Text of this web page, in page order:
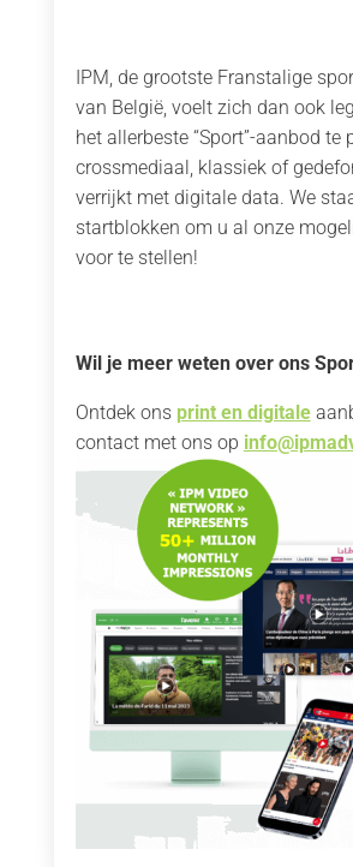
IPM, de grootste Franstalige
van België, voelt zich dan ook
het allerbeste “Sport”-aanbod te
crossmediaal, klassiek of
verrijkt met digitale data. We
startblokken om u al onze
voor te stellen!
Wil je meer weten over ons
Ontdek ons print en digitale
contact met ons op